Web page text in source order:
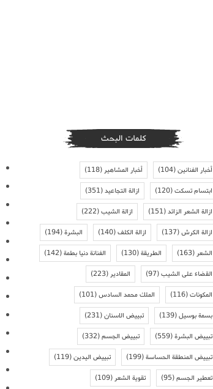
كلمات البحث
أخبار الفنانين(104) أخبار المشاهير(118)
ابتسام تسكت(120) ازالة التجاعيد(351)
ازالة الشعر الزائد(151) ازالة الشيب(222)
ازالة الكرش(137) ازالة الكلف(140) البشرة(194)
الشعر(163) الطريقة(130) الفنانة دنيا بطمة(142)
القضاء على الشيب(97) المقادير(223)
المكونات(116) الملك محمد السادس(101)
بسمة بوسيل(139) تبييض الاسنان(231)
تبييض البشرة(559) تبييض الجسم(332)
تبييض المنطقة الحساسة(199) تبييض اليدين(119)
تعطير الجسم(95) تقوية الشعر(109)